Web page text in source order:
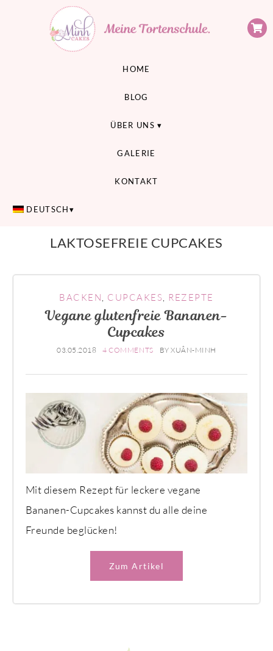
MEINE TORTENSCHULE
HOME
BLOG
ÜBER UNS
GALERIE
KONTAKT
DEUTSCH
LAKTOSEFREIE CUPCAKES
BACKEN CUPCAKES REZEPTE
Vegane glutenfreie Bananen-
Cupcakes
03.05.2018 4 COMMENTS BYXUÂN-MINH
Mit diesem Rezept für leckere vegane
Bananen-Cupcakes kannst du alle deine
Freunde beglücken!
Zum Artikel